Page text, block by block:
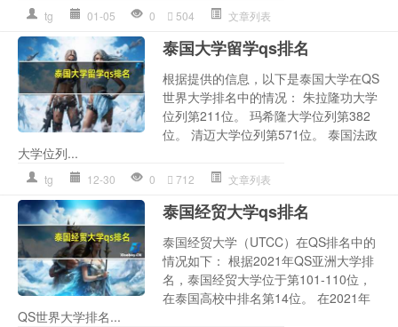
tg 01-05 0 504 文章列表
泰国大学留学qs排名
根据提供的信息，以下是泰国大学在QS
世界大学排名中的情况： 朱拉隆功大学
位列第211位。 玛希隆大学位列第382
位。 清迈大学位列第571位。 泰国法政
大学位列...
tg 12-30 0 712 文章列表
泰国经贸大学qs排名
泰国经贸大学（UTCC）在QS排名中的
情况如下： 根据2021年QS亚洲大学排
名，泰国经贸大学位于第101-110位，
在泰国高校中排名第14位。 在2021年
QS世界大学排名...